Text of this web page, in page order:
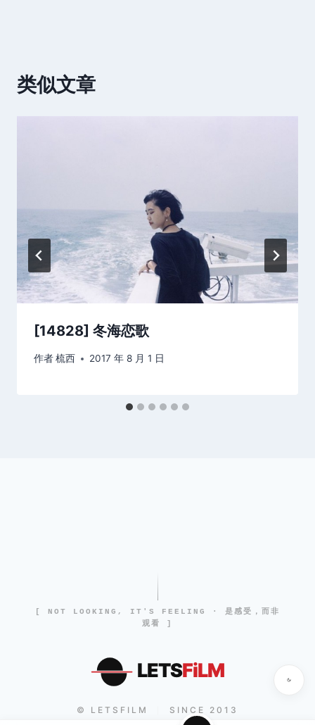
类似文章
[14828] 冬海恋歌
作者梳西 2017 年 8 月 1 日
[ NOT LOOKING, IT'S FEELING · 是感受，而非
观看 ]
LETSFiLM
© LETSFILM SINCE 2013